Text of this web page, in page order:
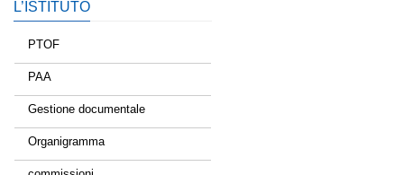
L’ISTITUTO
PTOF
PAA
Gestione documentale
Organigramma